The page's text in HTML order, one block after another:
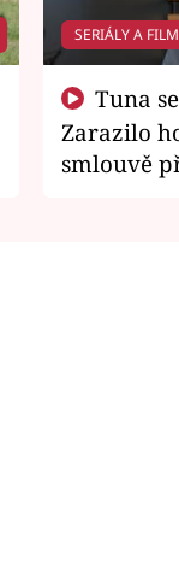
SERIÁLY A
Zarazilo
smlouvě